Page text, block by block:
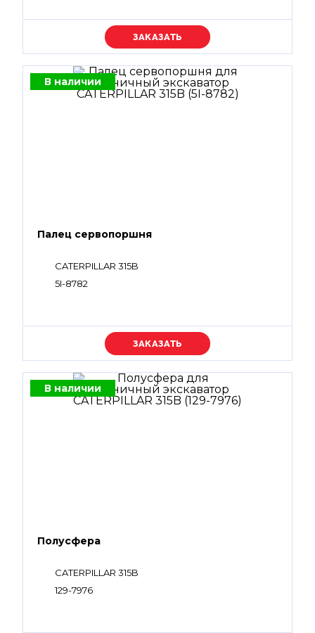
Уточняйте цену
В наличии
Палец сервопоршня
CATERPILLAR 315B
5I-8782
Уточняйте цену
В наличии
Полусфера
CATERPILLAR 315B
129-7976